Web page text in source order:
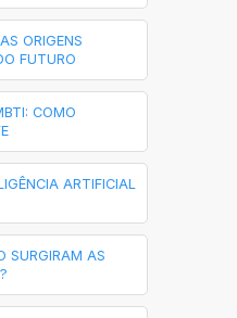
ORIGENS
FUTURO
COMO
ARTIFICIAL
SURGIRAM AS